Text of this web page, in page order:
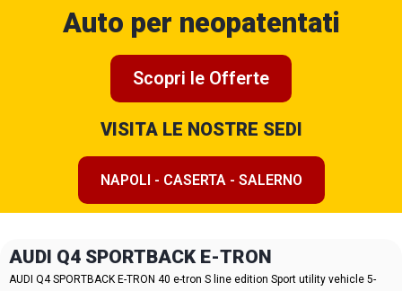
Auto per neopatentati
Scopri le Offerte
VISITA LE NOSTRE SEDI
NAPOLI - CASERTA - SALERNO
AUDI Q4 SPORTBACK E-TRON
AUDI Q4 SPORTBACK E-TRON 40 e-tron S line edition Sport utility vehicle 5-